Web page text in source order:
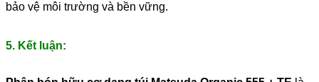
bảo vệ môi trường và bền vững.
5. Kết luận: